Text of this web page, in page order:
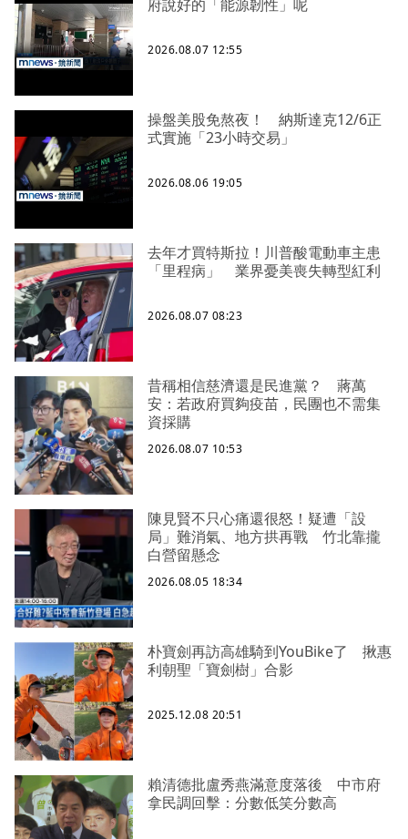
府說好的「能源韌性」呢
2026.08.07 12:55
操盤美股免熬夜！ 納斯達克12/6正
式實施「23小時交易」
2026.08.06 19:05
去年才買特斯拉！川普酸電動車主患
「里程病」 業界憂美喪失轉型紅利
2026.08.07 08:23
昔稱相信慈濟還是民進黨？ 蔣萬
安：若政府買夠疫苗，民團也不需集
資採購
2026.08.07 10:53
陳見賢不只心痛還很怒！疑遭「設
局」難消氣、地方拱再戰 竹北靠攏
白營留懸念
2026.08.05 18:34
朴寶劍再訪高雄騎到YouBike了 揪惠
利朝聖「寶劍樹」合影
2025.12.08 20:51
賴清德批盧秀燕滿意度落後 中市府
拿民調回擊：分數低笑分數高